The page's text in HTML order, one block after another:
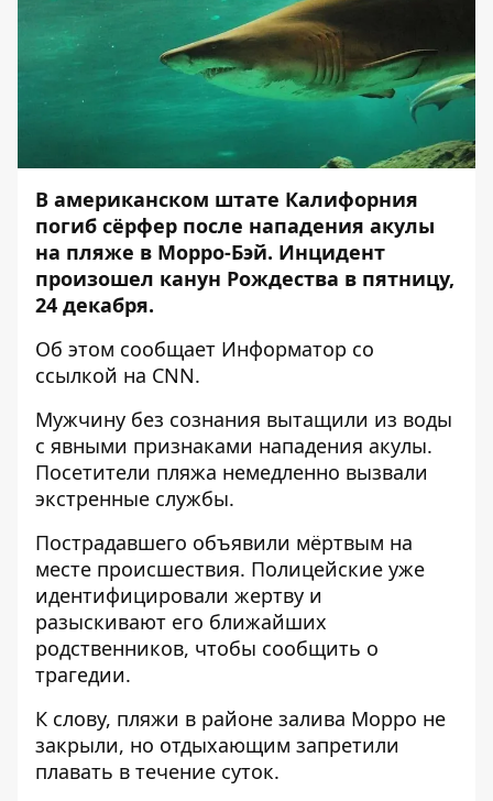
В американском штате Калифорния
погиб сёрфер после нападения акулы
на пляже в Морро-Бэй. Инцидент
произошел канун Рождества в пятницу,
24 декабря.
Об этом сообщает Информатор со
ссылкой на CNN.
Мужчину без сознания вытащили из воды
с явными признаками нападения акулы.
Посетители пляжа немедленно вызвали
экстренные службы.
Пострадавшего объявили мёртвым на
месте происшествия. Полицейские уже
идентифицировали жертву и
разыскивают его ближайших
родственников, чтобы сообщить о
трагедии.
К слову, пляжи в районе залива Морро не
закрыли, но отдыхающим запретили
плавать в течение суток.